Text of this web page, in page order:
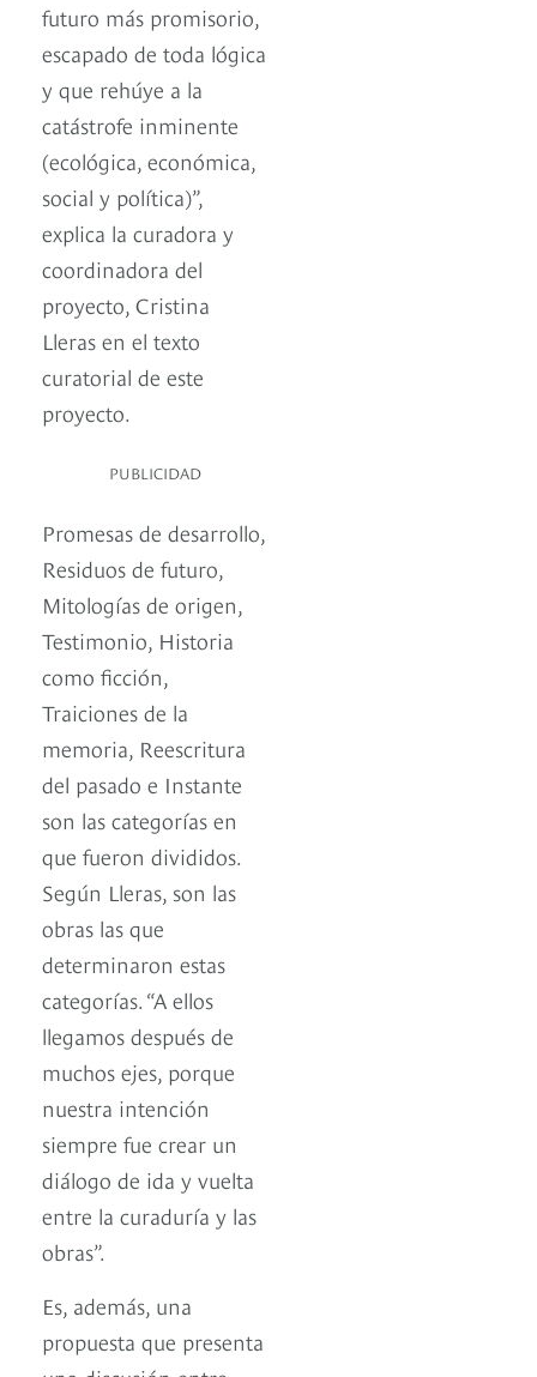
futuro más promisorio,
escapado de toda lógica
y que rehúye a la
catástrofe inminente
(ecológica, económica,
social y política)”,
explica la curadora y
coordinadora del
proyecto, Cristina
Lleras en el texto
curatorial de este
proyecto.
PUBLICIDAD
Promesas de desarrollo,
Residuos de futuro,
Mitologías de origen,
Testimonio, Historia
como ficción,
Traiciones de la
memoria, Reescritura
del pasado e Instante
son las categorías en
que fueron divididos.
Según Lleras, son las
obras las que
determinaron estas
categorías. “A ellos
llegamos después de
muchos ejes, porque
nuestra intención
siempre fue crear un
diálogo de ida y vuelta
entre la curaduría y las
obras”.
Es, además, una
propuesta que presenta